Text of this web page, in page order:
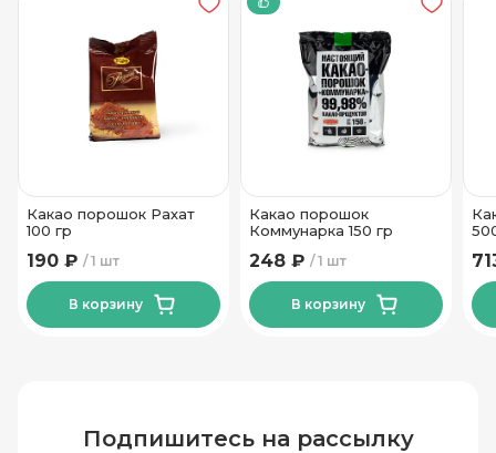
Какао порошок Рахат
100 гр
1 шт
190 ₽
В корзину
Какао порошок
Коммунарка 150 гр
1 шт
248 ₽
В корзину
Подпишитесь на рассылку